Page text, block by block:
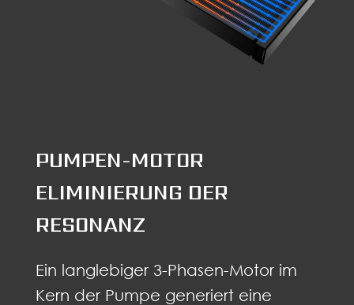
PUMPEN-MOTOR
ELIMINIERUNG DER
RESONANZ
Ein langlebiger 3-Phasen-Motor im
Kern der Pumpe generiert eine